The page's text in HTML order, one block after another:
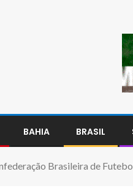
BAHIA BRASIL
Brasileira de